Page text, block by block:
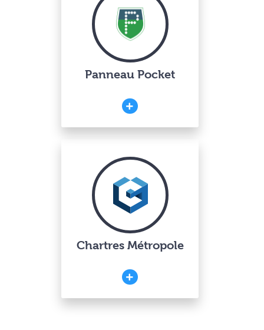
Panneau Pocket
Chartres Métropole